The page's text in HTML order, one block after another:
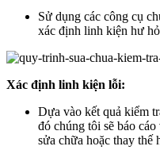
Sử dụng các công cụ
xác định linh kiện hư
Xác định linh kiện lỗi:
Dựa vào kết quả kiểm
đó chúng tôi sẽ báo
sửa chữa hoặc thay thế